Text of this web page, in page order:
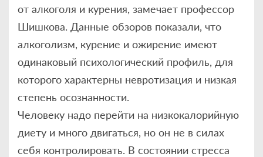
от алкоголя и курения, замечает профессор
Шишкова. Данные обзоров показали, что
алкоголизм, курение и ожирение имеют
одинаковый психологический профиль, для
которого характерны невротизация и низкая
степень осознанности.
Человеку надо перейти на низкокалорийную
диету и много двигаться, но он не в силах
себя контролировать. В состоянии стресса